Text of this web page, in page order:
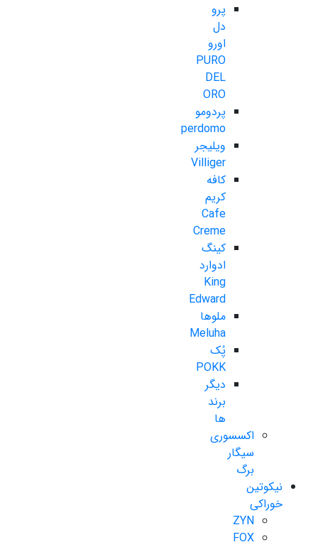
پرو
دل
اورو
PURO
DEL
ORO
پردومو
perdomo
ویلیجر
Villiger
کافه
کریم
Cafe
Creme
کینگ
ادوارد
King
Edward
ملوها
Meluha
پُک
POKK
دیگر
برند
ها
اکسسوری
سیگار
برگ
نیکوتین
خوراکی
ZYN
FOX